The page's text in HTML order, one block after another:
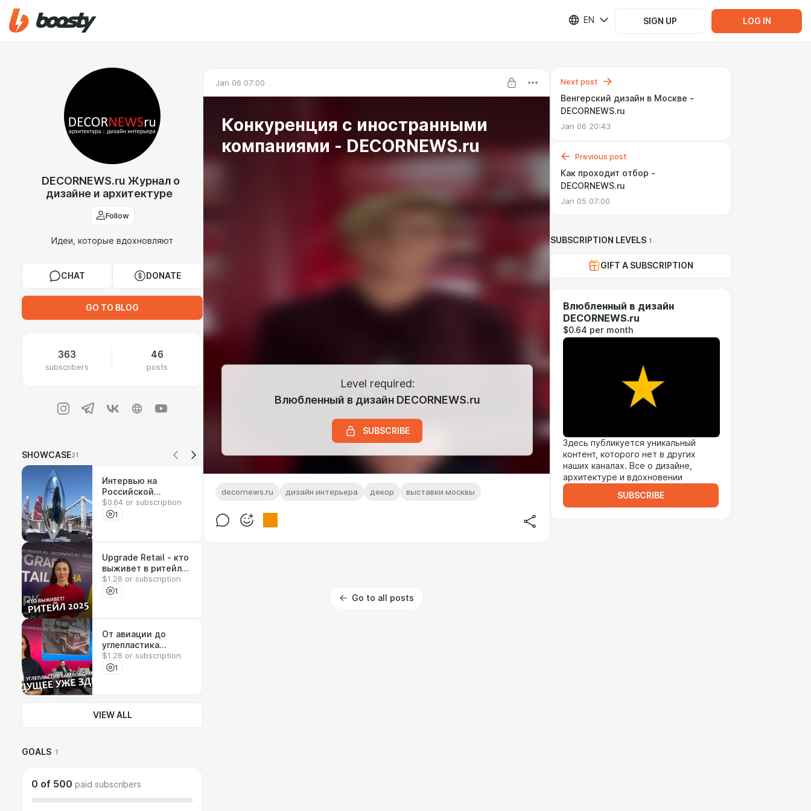
EN SIGN UP LOG IN
DECORNEWS.ru Журнал о
дизайне и архитектуре
Follow
Идеи, которые вдохновляют
CHAT DONATE
GO TO BLOG
363
subscribers
46
posts
SHOWCASE21
Интервью на
Российской
креативной неделе
$0.64 or subscription
1
Upgrade Retail - кто
выживет в ритейле?
DECORNEWS.ru
$1.28 or subscription
1
От авиации до
углепластика
Lamborghini —
обзор главных
$1.28 or subscription
1
VIEW ALL
GOALS 1
0 of 500 paid subscribers
Jan 06 07:00
Конкуренция с иностранными
компаниями - DECORNEWS.ru
Level required:
Влюбленный в дизайн DECORNEWS.ru
SUBSCRIBE
decornews.ru дизайн интерьера декор выставки москвы
Go to all posts
Next post
Венгерский дизайн в Москве -
DECORNEWS.ru
Jan 06 20:43
Previous post
Как проходит отбор -
DECORNEWS.ru
Jan 05 07:00
SUBSCRIPTION LEVELS 1
GIFT A SUBSCRIPTION
Влюбленный в дизайн
DECORNEWS.ru
$0.64 per month
Здесь публикуется уникальный
контент, которого нет в других
наших каналах. Все о дизайне,
архитектуре и вдохновении
SUBSCRIBE